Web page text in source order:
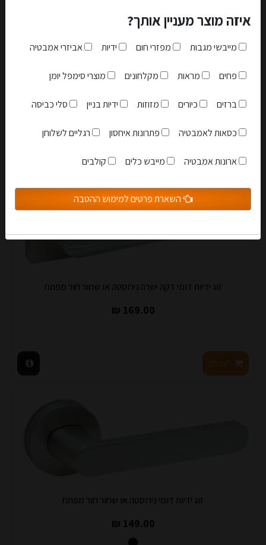
זוג ידיות דומי רחב נירוסטה או שחור חור מפתח
169.00 ₪
זוג ידיות דומי דקה ישרה נירוסטה או שחור חור מפתח
169.00 ₪
לעגלה
זוג ידיות דומי נירוסטה או שחור חור מפתח
149.00 ₪
אני מאשר שקראתי והבנתי אתתקנון האתר
הצטרפות למועדון
איזה מוצר מעניין אותך?
מייבשי מגבות מפזרי חום ידיות אביזרי אמבטיה
פחים מראות מקלחונים מוצרי סימפל יומן
ברזים כיורים מזוזות ידיות בניין סלי כביסה
כסאות לאמבטיה פתרונות איחסון רגליים לשלוחן
ארונות אמבטיה מייבש כלים קולבים
השארת פרטים למימוש ההטבה